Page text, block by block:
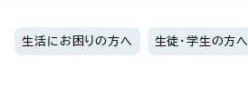
生活にお困りの方へ 生徒・学生の方へ